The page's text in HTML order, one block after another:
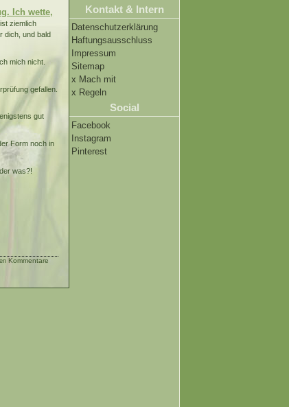
Kontakt & Intern
Datenschutzerklärung
Haftungsausschluss
Impressum
Sitemap
x Mach mit
x Regeln
Social
Facebook
Instagram
Pinterest
Ich wette,
ziemlich
dich, und bald
mich nicht.
gefallen.
gut
Form noch in
was?!
Kommentare